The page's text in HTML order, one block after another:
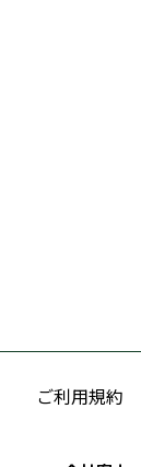
ご利用規約